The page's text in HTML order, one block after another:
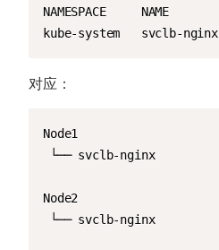
NAMESPACE     NAME
kube-system   svclb-nginx
对应：
Node1
└── svclb-nginx
Node2
└── svclb-nginx